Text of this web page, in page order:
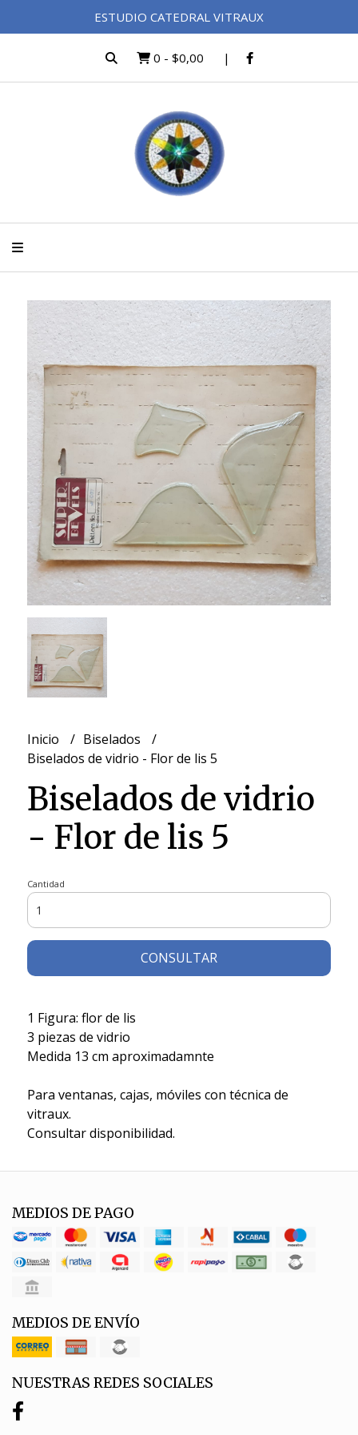
ESTUDIO CATEDRAL VITRAUX
0 - $0,00
Inicio
Biselados
Biselados de vidrio - Flor de lis 5
Biselados de vidrio
- Flor de lis 5
Cantidad
CONSULTAR
1 Figura: flor de lis
3 piezas de vidrio
Medida 13 cm aproximadamnte
Para ventanas, cajas, móviles con técnica de
vitraux.
Consultar disponibilidad.
MEDIOS DE PAGO
MEDIOS DE ENVÍO
NUESTRAS REDES SOCIALES